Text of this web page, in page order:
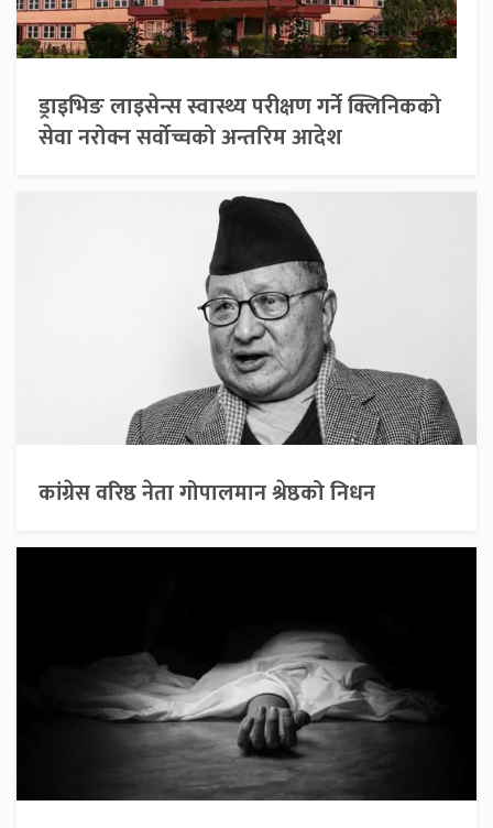
ड्राइभिङ लाइसेन्स स्वास्थ्य परीक्षण गर्ने क्लिनिकको
सेवा नरोक्न सर्वोच्चको अन्तरिम आदेश
कांग्रेस वरिष्ठ नेता गोपालमान श्रेष्ठको निधन